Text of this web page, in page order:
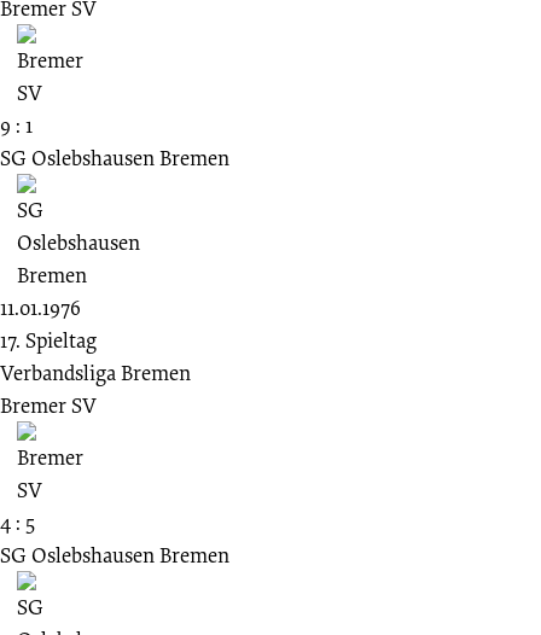
Bremer SV
9 : 1
SG Oslebshausen Bremen
11.01.1976
17. Spieltag
Verbandsliga Bremen
Bremer SV
4 : 5
SG Oslebshausen Bremen